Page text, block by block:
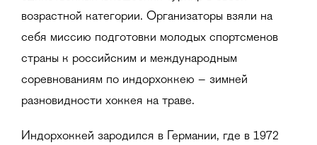
возрастной категории. Организаторы взяли на
себя миссию подготовки молодых спортсменов
страны к российским и международным
соревнованиям по индорхоккею – зимней
разновидности хоккея на траве.
Индорхоккей зародился в Германии, где в 1972